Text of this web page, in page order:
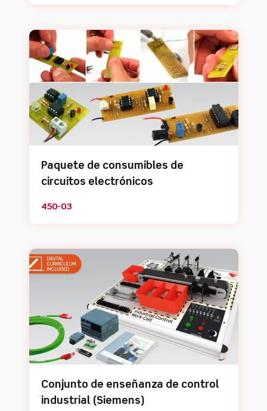
Paquete de consumibles de
circuitos electrónicos
450-03
Conjunto de enseñanza de control
industrial (Siemens)